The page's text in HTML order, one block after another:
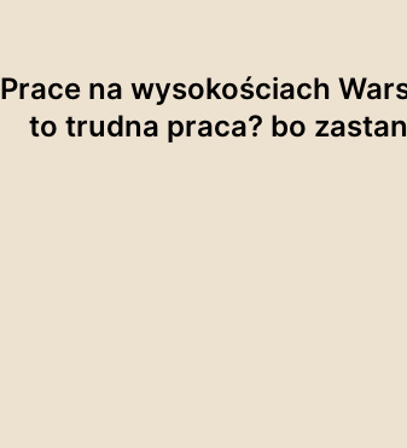
Prace na wysokościach
to trudna praca? bo